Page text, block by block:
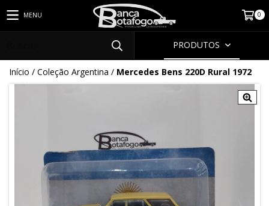
MENU 0
PRODUTOS
Início / Coleção Argentina / Mercedes Bens 220D Rural 1972